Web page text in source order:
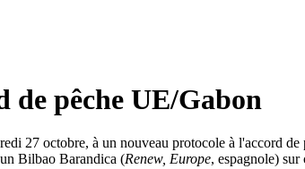
de pêche UE/Gabon
27 octobre, à un nouveau protocole à l'accord de
Bilbao Barandica (Renew, Europe, espagnole) sur